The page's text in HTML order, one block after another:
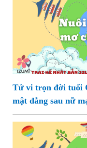
Tử vi trọn đời tuổi
mật đằng sau nữ